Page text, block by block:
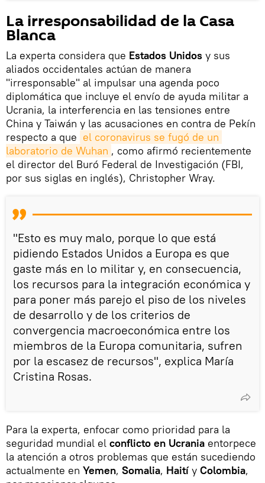
La irresponsabilidad de la Casa
Blanca
La experta considera que Estados Unidos y sus
aliados occidentales actúan de manera
"irresponsable" al impulsar una agenda poco
diplomática que incluye el envío de ayuda militar a
Ucrania, la interferencia en las tensiones entre
China y Taiwán y las acusaciones en contra de Pekín
respecto a que el coronavirus se fugó de un
laboratorio de Wuhan , como afirmó recientemente
el director del Buró Federal de Investigación (FBI,
por sus siglas en inglés), Christopher Wray.
"Esto es muy malo, porque lo que está
pidiendo Estados Unidos a Europa es que
gaste más en lo militar y, en consecuencia,
los recursos para la integración económica y
para poner más parejo el piso de los niveles
de desarrollo y de los criterios de
convergencia macroeconómica entre los
miembros de la Europa comunitaria, sufren
por la escasez de recursos", explica María
Cristina Rosas.
Para la experta, enfocar como prioridad para la
seguridad mundial el conflicto en Ucrania entorpece
la atención a otros problemas que están sucediendo
actualmente en Yemen, Somalia, Haitíy Colombia,